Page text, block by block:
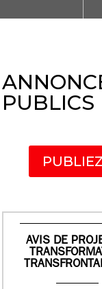
PUBLICS
AVIS DE